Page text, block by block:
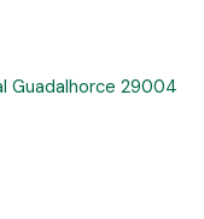
Guadalhorce 29004